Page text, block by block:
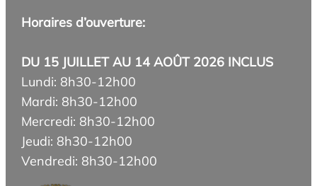
Horaires d’ouverture:
DU 15 JUILLET AU 14 AOÛT 2026 INCLUS
Lundi: 8h30-12h00
Mardi: 8h30-12h00
Mercredi: 8h30-12h00
Jeudi: 8h30-12h00
Vendredi: 8h30-12h00